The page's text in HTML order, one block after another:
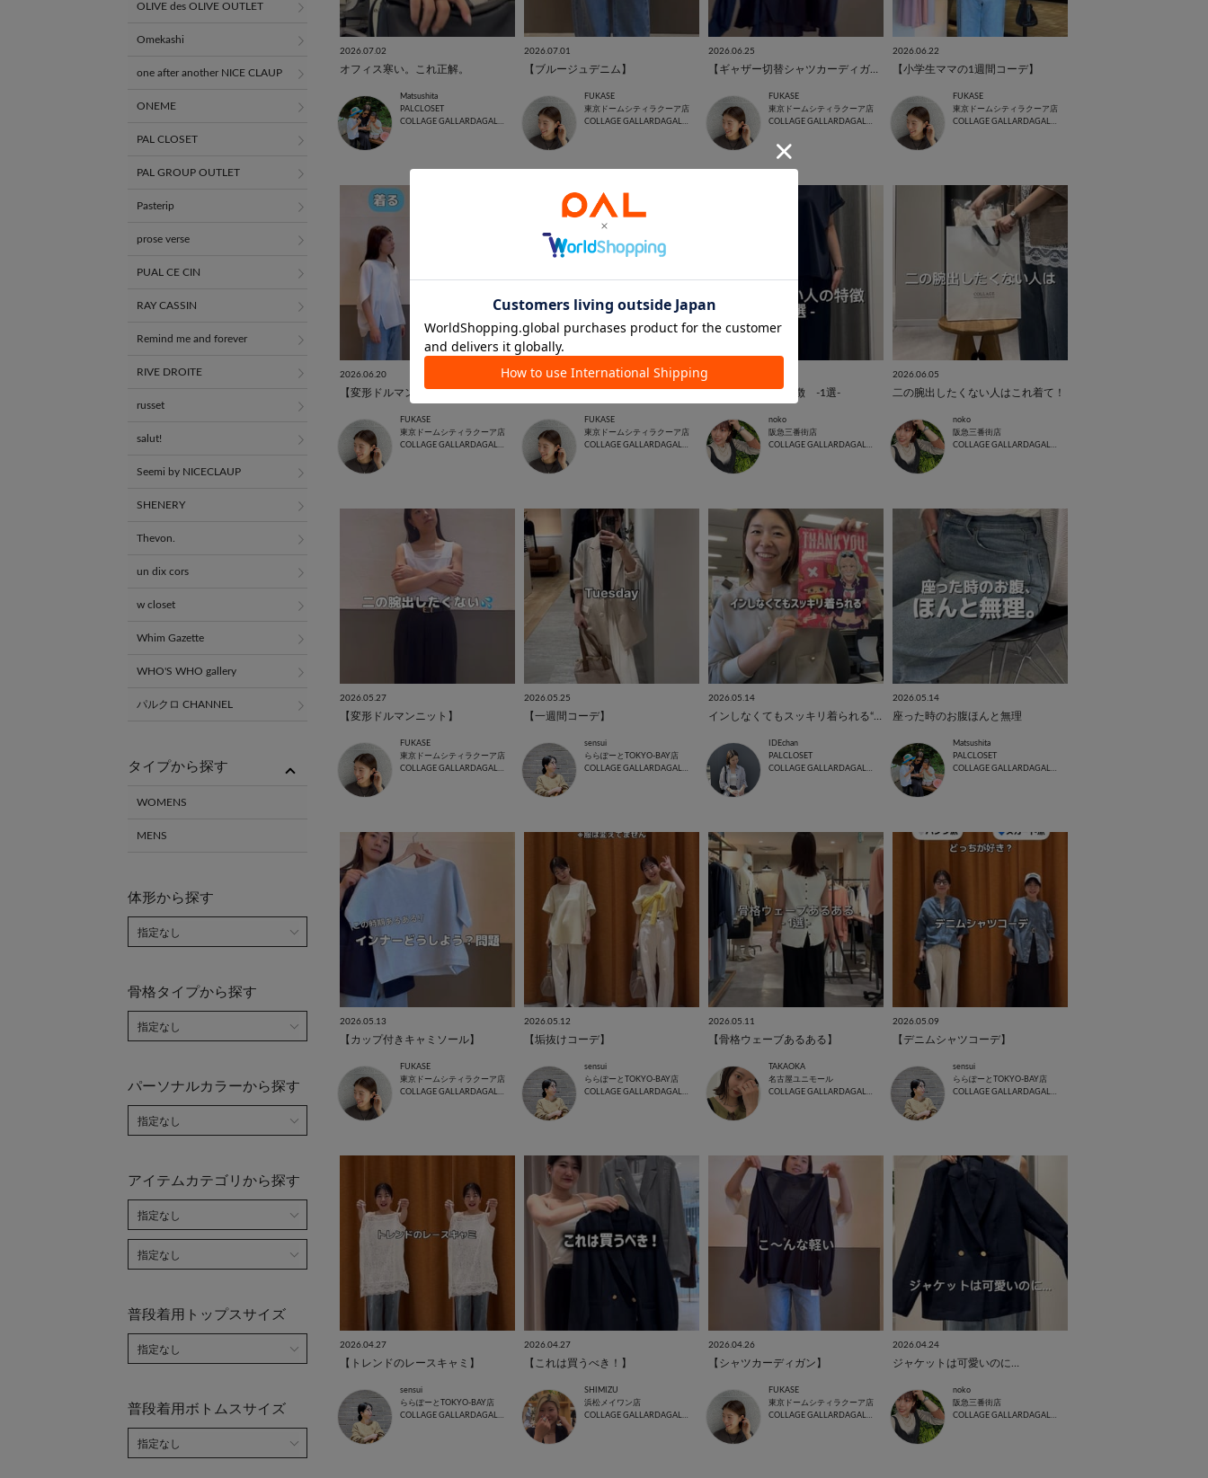
2026.07.02
オフィス寒い。これ正解。
Matsushita
PALCLOSET
COLLAGE GALLARDAGALANTE
2026.07.01
【ブルージュデニム】
FUKASE
東京ドームシティラクーア店
COLLAGE GALLARDAGALANTE
2026.06.25
FUKASE
東京ドームシティラクーア店
COLLAGE GALLARDAGALANTE
2026.06.22
【小学生ママの1週間コーデ】
FUKASE
東京ドームシティラクーア店
COLLAGE GALLARDAGALANTE
2026.06.20
【変形ドルマンニット】
FUKASE
東京ドームシティラクーア店
COLLAGE GALLARDAGALANTE
2026.06.14
【撥水ショルダー】
FUKASE
東京ドームシティラクーア店
COLLAGE GALLARDAGALANTE
垢抜けない人の特徴 -1選-
noko
阪急三番街店
COLLAGE GALLARDAGALANTE
2026.06.05
二の腕出したくない人はこれ着て！
noko
阪急三番街店
COLLAGE GALLARDAGALANTE
2026.05.27
【変形ドルマンニット】
FUKASE
東京ドームシティラクーア店
COLLAGE GALLARDAGALANTE
2026.05.25
【一週間コーデ】
sensui
ららぽーとTOKYO-BAY店
COLLAGE GALLARDAGALANTE
2026.05.14
IDEchan
PALCLOSET
COLLAGE GALLARDAGALANTE
2026.05.14
座った時のお腹ほんと無理
Matsushita
PALCLOSET
COLLAGE GALLARDAGALANTE
2026.05.13
【カップ付きキャミソール】
FUKASE
東京ドームシティラクーア店
COLLAGE GALLARDAGALANTE
2026.05.12
【垢抜けコーデ】
sensui
ららぽーとTOKYO-BAY店
COLLAGE GALLARDAGALANTE
2026.05.11
【骨格ウェーブあるある】
TAKAOKA
名古屋ユニモール
COLLAGE GALLARDAGALANTE
2026.05.09
【デニムシャツコーデ】
sensui
ららぽーとTOKYO-BAY店
COLLAGE GALLARDAGALANTE
2026.04.27
【トレンドのレースキャミ】
sensui
ららぽーとTOKYO-BAY店
COLLAGE GALLARDAGALANTE
2026.04.27
【これは買うべき！】
SHIMIZU
浜松メイワン店
COLLAGE GALLARDAGALANTE
2026.04.26
【シャツカーディガン】
FUKASE
東京ドームシティラクーア店
COLLAGE GALLARDAGALANTE
2026.04.24
ジャケットは可愛いのに…
noko
阪急三番街店
COLLAGE GALLARDAGALANTE
OLIVE des OLIVE OUTLET
Omekashi
one after another NICE CLAUP
ONEME
PAL CLOSET
PAL GROUP OUTLET
Pasterip
prose verse
PUAL CE CIN
RAY CASSIN
Remind me and forever
RIVE DROITE
russet
salut!
Seemi by NICECLAUP
SHENERY
Thevon.
un dix cors
w closet
Whim Gazette
WHO'S WHO gallery
パルクロ CHANNEL
タイプから探す
WOMENS
MENS
体形から探す
骨格タイプから探す
パーソナルカラーから探す
アイテムカテゴリから探す
普段着用トップスサイズ
普段着用ボトムスサイズ